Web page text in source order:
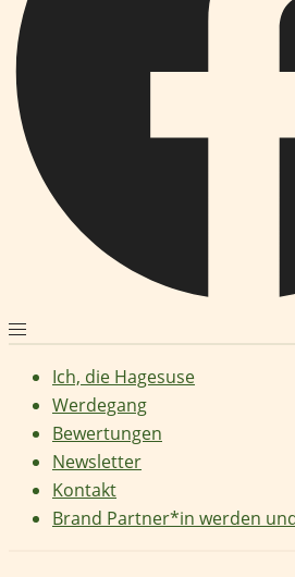
Ich, die Hagesuse
Werdegang
Bewertungen
Newsletter
Kontakt
Brand Partner*in werden